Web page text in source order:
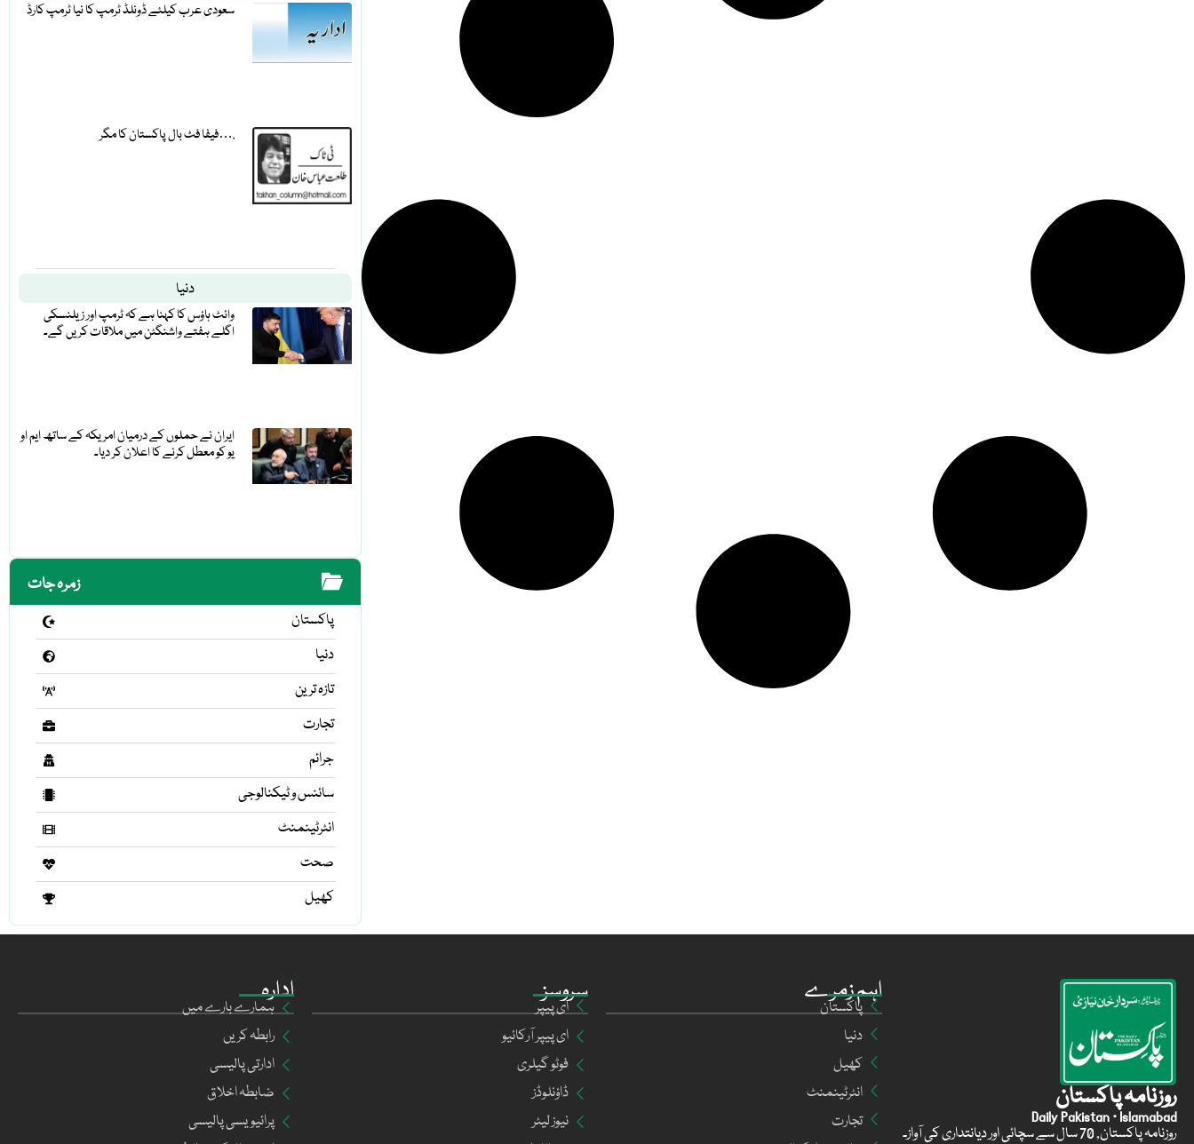
سعودی عرب کیلئے ڈونلڈ ٹرمپ کا نیا ٹرمپ کارڈ
فیفا فٹ بال پاکستان کا مگر….
دنیا
وائٹ ہاؤس کا کہنا ہے کہ ٹرمپ اور زیلنسکی
اگلے ہفتے واشنگٹن میں ملاقات کریں گے۔
ایران نے حملوں کے درمیان امریکہ کے ساتھ ایم او
یو کو معطل کرنے کا اعلان کر دیا۔
زمرہ جات
پاکستان
دنیا
تازہ ترین
تجارت
جرائم
سائنس و ٹیکنالوجی
انٹرٹینمنٹ
صحت
کھیل
ادارہ
ہمارے بارے میں
رابطہ کریں
ادارتی پالیسی
ضابطہ اخلاق
پرائیویسی پالیسی
سروسز
ای پیپر
ای پیپر آرکائیو
فوٹو گیلری
ڈاؤنلوڈز
نیوز لیٹر
اہم زمرے
پاکستان
دنیا
کھیل
انٹرٹینمنٹ
تجارت
روزنامہ پاکستان
Daily Pakistan · Islamabad
روزنامہ پاکستان, 70 سال سے سچائی اور دیانتداری کی آواز۔